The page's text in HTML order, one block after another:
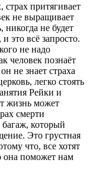
страх притягивает
не выращивает
никогда не будет
это всё запросто.
не надо
человек познаёт
не знает страха
легко стоять
Рейки и
жизнь может
смерти
багаж, который
Это грустная
что, все хотят
она поможет нам